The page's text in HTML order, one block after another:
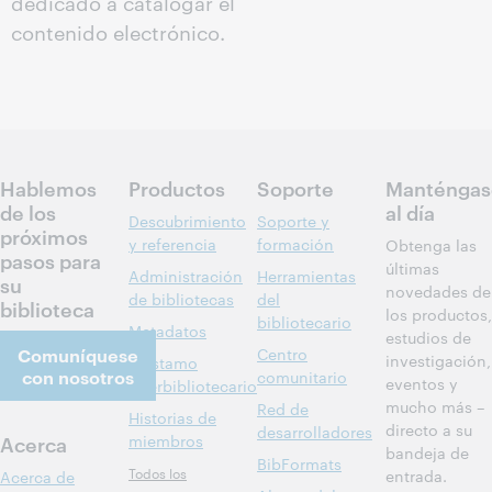
contenido electrónico.
Hablemos
de los
próximos
pasos para
su
biblioteca
Comuníquese
con nosotros
Acerca
Acerca de
Productos
Descubrimiento
y referencia
Administración
de bibliotecas
Metadatos
Préstamo
interbibliotecario
Historias de
miembros
Todos los
Soporte
Soporte y
formación
Herramientas
del
bibliotecario
Centro
comunitario
Red de
desarrolladores
BibFormats
al día
Obtenga las
últimas
novedades de
los productos,
estudios de
investigación,
eventos y
mucho más –
directo a su
bandeja de
entrada.